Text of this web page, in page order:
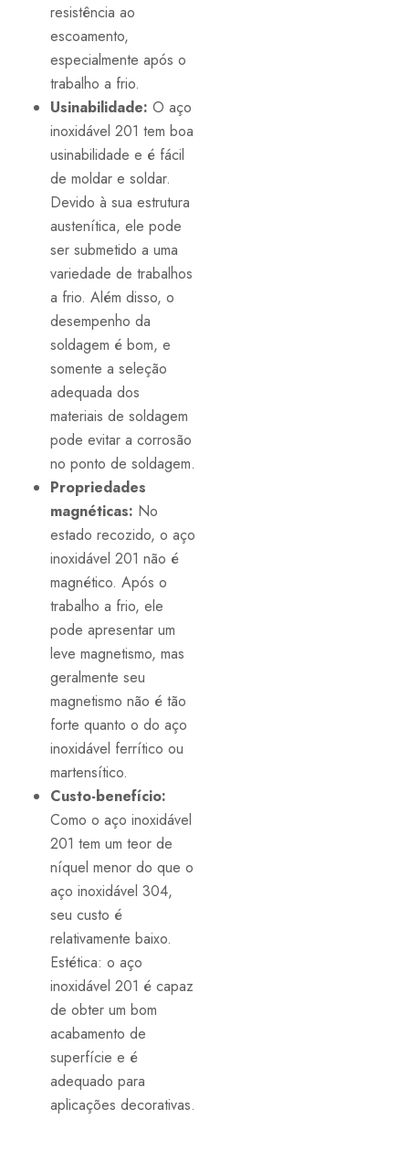
resistência ao
escoamento,
especialmente após o
trabalho a frio.
Usinabilidade: O aço
inoxidável 201 tem boa
usinabilidade e é fácil
de moldar e soldar.
Devido à sua estrutura
austenítica, ele pode
ser submetido a uma
variedade de trabalhos
a frio. Além disso, o
desempenho da
soldagem é bom, e
somente a seleção
adequada dos
materiais de soldagem
pode evitar a corrosão
no ponto de soldagem.
Propriedades
magnéticas: No
estado recozido, o aço
inoxidável 201 não é
magnético. Após o
trabalho a frio, ele
pode apresentar um
leve magnetismo, mas
geralmente seu
magnetismo não é tão
forte quanto o do aço
inoxidável ferrítico ou
martensítico.
Custo-benefício:
Como o aço inoxidável
201 tem um teor de
níquel menor do que o
aço inoxidável 304,
seu custo é
relativamente baixo.
Estética: o aço
inoxidável 201 é capaz
de obter um bom
acabamento de
superfície e é
adequado para
aplicações decorativas.